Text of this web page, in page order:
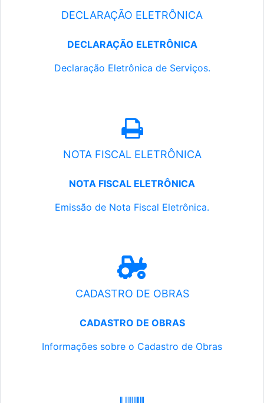
DECLARAÇÃO ELETRÔNICA
DECLARAÇÃO ELETRÔNICA
Declaração Eletrônica de Serviços.
NOTA FISCAL ELETRÔNICA
NOTA FISCAL ELETRÔNICA
Emissão de Nota Fiscal Eletrônica.
CADASTRO DE OBRAS
CADASTRO DE OBRAS
Informações sobre o Cadastro de Obras